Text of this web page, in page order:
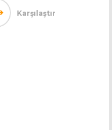
Karşılaştır